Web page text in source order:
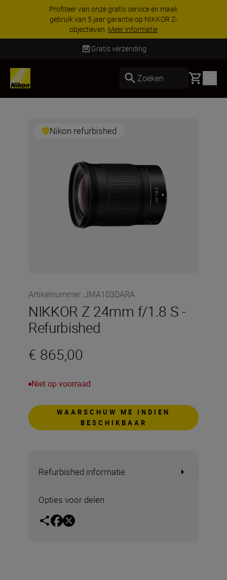
Profiteer van onze gratis service en maak
gebruik van 5 jaar garantie op NIKKOR Z-
objectieven. Meer informatie
Gratis verzending
Zoeken Basket
Nikon refurbished
Artikelnummer: JMA103DARA
NIKKOR Z 24mm f/1.8 S -
Refurbished
€ 865,00
Niet op voorraad
WAARSCHUW ME INDIEN
BESCHIKBAAR
Refurbished informatie
Opties voor delen